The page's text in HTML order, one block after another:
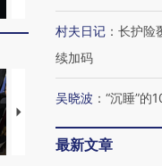
心“花钱找虐”？
视线｜全球最热百城独占
97个 印度如何熬过48°C
村夫日记 ： 长护险
续加码
吴晓波 ： “沉睡”的
最新文章